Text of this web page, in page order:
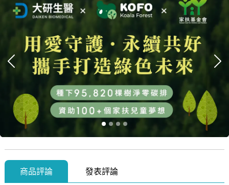
上一張 下
商品評論 發表評論